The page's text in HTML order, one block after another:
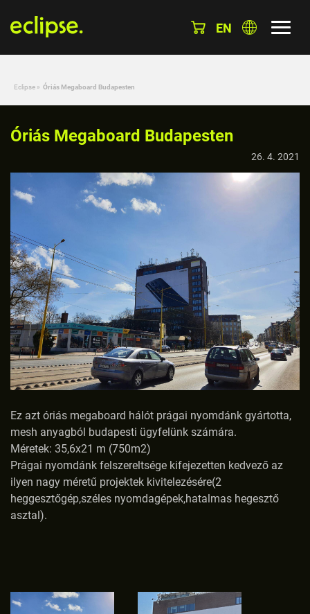
EN
Eclipse » Óriás Megaboard Budapesten
Óriás Megaboard Budapesten
26. 4. 2021
Ez azt óriás megaboard hálót prágai nyomdánk gyártotta,
mesh anyagból budapesti ügyfelünk számára.
Méretek: 35,6x21 m (750m2)
Prágai nyomdánk felszereltsége kifejezetten kedvező az
ilyen nagy méretű projektek kivitelezésére(2
heggesztőgép,széles nyomdagépek,hatalmas hegesztő
asztal).